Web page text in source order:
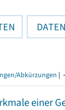
Abkürzungen |
einer